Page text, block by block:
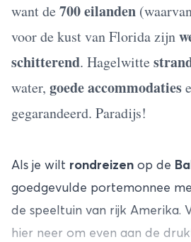
want de700 eilanden
voor de kust van Florida zijn
schitterend. Hagelwitte
water, goede accommodaties
gegarandeerd. Paradijs!
Als je wilt rondreizen op de
goedgevulde portemonnee
de speeltuin van rijk Amerika.
hier neer om even aan de